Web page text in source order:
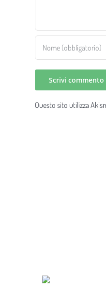
Questo sito utilizza